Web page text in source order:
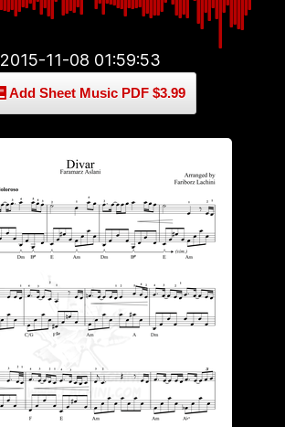
2015-11-08 01:59:53
Add Sheet Music PDF $3.99